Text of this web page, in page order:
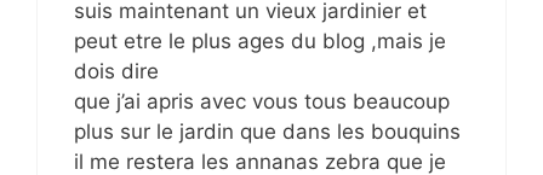
suis maintenant un vieux jardinier et
peut etre le plus ages du blog ,mais je
dois dire
que j’ai apris avec vous tous beaucoup
plus sur le jardin que dans les bouquins
il me restera les annanas zebra que je